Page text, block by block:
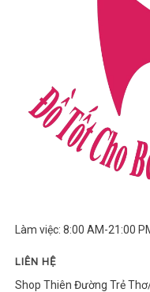
Làm việc: 8:00 AM-21:00
LIÊN HỆ
Shop Thiên Đường Trẻ